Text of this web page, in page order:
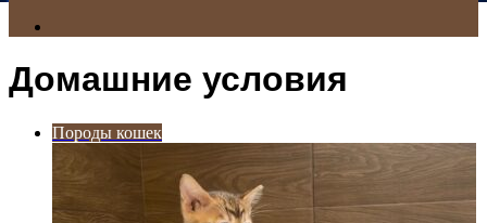
Домашние условия
Породы кошек